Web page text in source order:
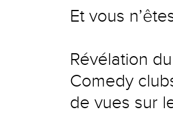
Et vous
Révélation
Comedy
de vues sur